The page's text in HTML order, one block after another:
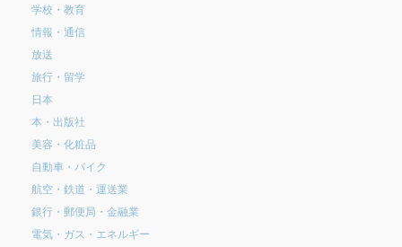
学校・教育
情報・通信
放送
旅行・留学
日本
本・出版社
美容・化粧品
自動車・バイク
航空・鉄道・運送業
銀行・郵便局・金融業
電気・ガス・エネルギー